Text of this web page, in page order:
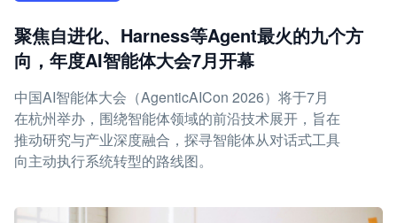
聚焦自进化、Harness等Agent最火的九个方
向，年度AI智能体大会7月开幕
中国AI智能体大会（AgenticAICon 2026）将于7月
在杭州举办，围绕智能体领域的前沿技术展开，旨在
推动研究与产业深度融合，探寻智能体从对话式工具
向主动执行系统转型的路线图。